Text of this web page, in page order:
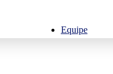
Equipe